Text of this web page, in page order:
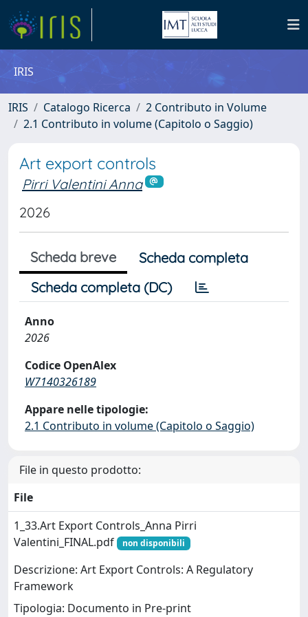
IRIS
IRIS Catalogo Ricerca
2 Contributo in Volume
2.1 Contributo in volume (Capitolo o Saggio)
Art export controls
Pirri Valentini Anna
2026
Scheda breve
Scheda completa
Scheda completa (DC)
Anno
2026
Codice OpenAlex
W7140326189
Appare nelle tipologie:
2.1 Contributo in volume (Capitolo o Saggio)
File in questo prodotto:
File
1_33.Art Export Controls_Anna Pirri
Valentini_FINAL.pdf
non disponibili
Descrizione: Art Export Controls: A Regulatory
Framework
Tipologia: Documento in Pre-print